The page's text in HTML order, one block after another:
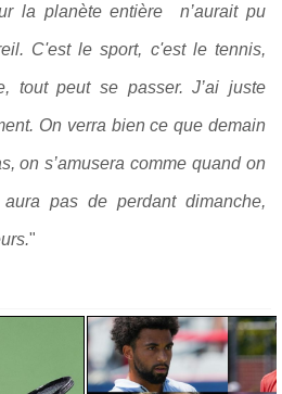
la planète entière n’aurait pu
C'est le sport, c'est le tennis,
tout peut se passer.J’ai juste
On verra bien ce que demain
on s’amusera comme quand on
pas de perdant dimanche,
"